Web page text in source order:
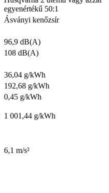
egyenértékű 50:1
Ásványi kenőzsír
96,9 dB(A)
108 dB(A)
36,04 g/kWh
192,68 g/kWh
0,45 g/kWh
1 001,44 g/kWh
6,1 m/s²